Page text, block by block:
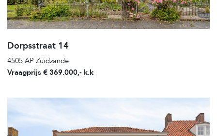
Dorpsstraat 14
4505 AP Zuidzande
Vraagprijs € 369.000,- k.k